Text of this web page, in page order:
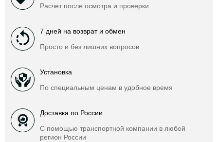
Расчет после осмотра и проверки
7 дней на возврат и обмен
Просто и без лишних вопросов
Установка
По специальным ценам в удобное время
Доставка по России
С помощью транспортной компании в любой
регион России